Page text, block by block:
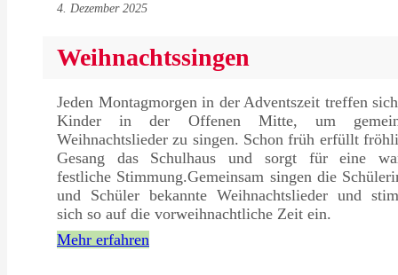
4. Dezember 2025
Weihnachtssingen
Jeden Montagmorgen in der Adventszeit treffen
Kinder in der Offenen Mitte, um
Weihnachtslieder zu singen. Schon früh erfüllt
Gesang das Schulhaus und sorgt für eine
festliche Stimmung.Gemeinsam singen die
und Schüler bekannte Weihnachtslieder und
sich so auf die vorweihnachtliche Zeit ein.
Mehr erfahren